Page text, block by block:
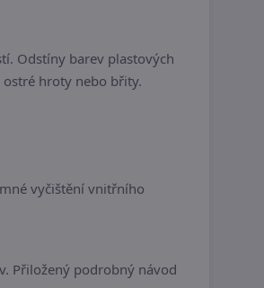
Odstíny barev plastových
hroty nebo břity.
vyčištění vnitřního
Přiložený podrobný návod